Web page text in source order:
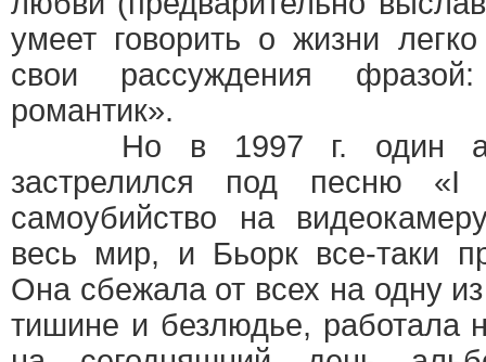
умеет говорить о жизни
свои рассуждения
романтик».
Но в 1997 г. один
застрелился под песню «I
самоубийство на
весь мир, и Бьорк все-таки
Она сбежала от всех на одну
тишине и безлюдье, работала